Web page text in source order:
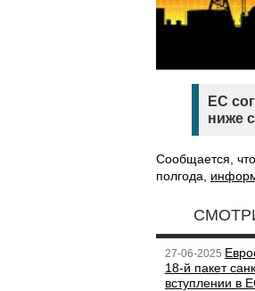
ЕС
ниже
Сообщается,
полгода,
27-06-2025
18-й пакет
вступлении в